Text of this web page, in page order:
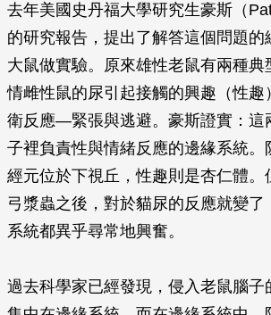
去年美國史丹福大學研究生豪斯（
的研究報告，提出了解答這個問題的
大鼠做實驗。原來雄性老鼠有兩種典
情雌性鼠的尿引起接觸的興趣（性趣
衛反應—緊張與逃避。豪斯證實：這
子裡負責性與情緒反應的邊緣系統。
經元位於下視丘，性趣則是杏仁體。
弓漿蟲之後，對於貓尿的反應就變了
系統都異乎尋常地興奮。
過去科學家已經發現，侵入老鼠腦子